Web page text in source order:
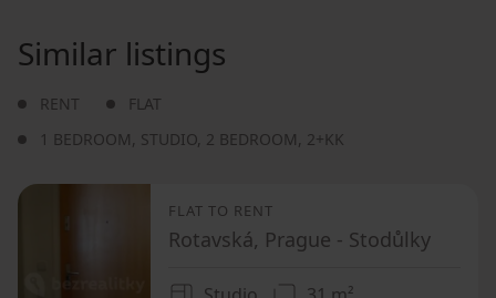
Similar listings
RENT
FLAT
1 BEDROOM, STUDIO, 2 BEDROOM, 2+KK
FLAT TO RENT
Rotavská, Prague - Stodůlky